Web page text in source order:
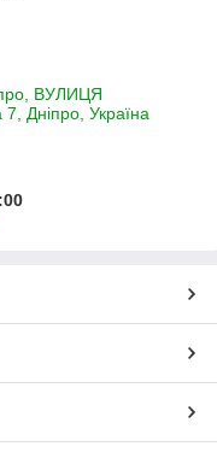
ВУЛИЦЯ
Дніпро, Україна